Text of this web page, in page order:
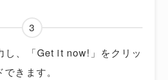
3
し、「Get it now!」をクリッ
きます。